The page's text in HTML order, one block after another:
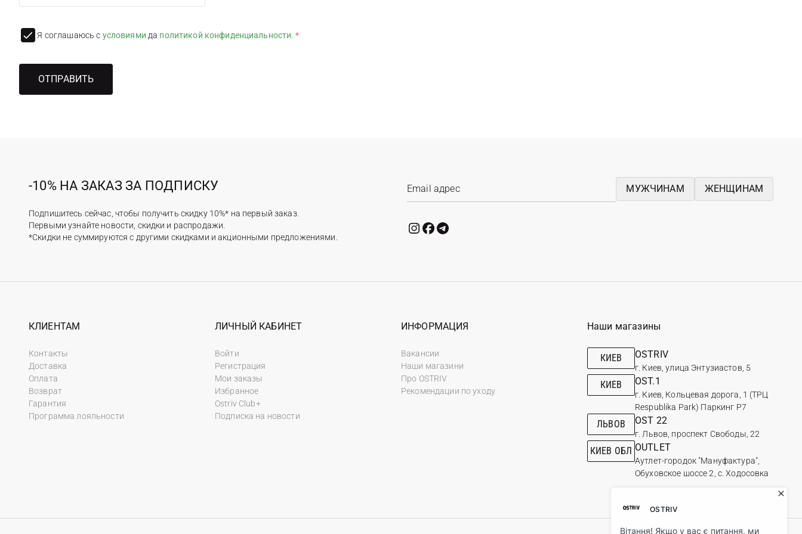
Я соглашаюсь с условиями да политикой конфиденциальности *
ОТПРАВИТЬ
-10% НА ЗАКАЗ ЗА ПОДПИСКУ
Подпишитесь сейчас, чтобы получить скидку 10%* на первый заказ.
Первыми узнайте новости, скидки и распродажи.
*Скидки не суммируются с другими скидками и акционными предложениями.
МУЖЧИНАМ ЖЕНЩИНАМ
КЛИЕНТАМ
Контакты
Доставка
Оплата
Возврат
Гарантия
Программа лояльности
ЛИЧНЫЙ КАБИНЕТ
Войти
Регистрация
Мои заказы
Избранное
Ostriv Club+
Подписка на новости
ИНФОРМАЦИЯ
Вакансии
Наши магазини
Про OSTRIV
Рекомендации по уходу
Наши магазины
КИЕВ OSTRIV
г. Киев, улица Энтузиастов, 5
КИЕВ OST.1
г. Киев, Кольцевая дорога, 1 (ТРЦ
Respublika Park) Паркинг Р7
ЛЬВОВ OST 22
г. Львов, проспект Свободы, 22
КИЕВ ОБЛ OUTLET
Аутлет-городок "Мануфактура",
Обуховское шоссе 2, с. Ходосовка